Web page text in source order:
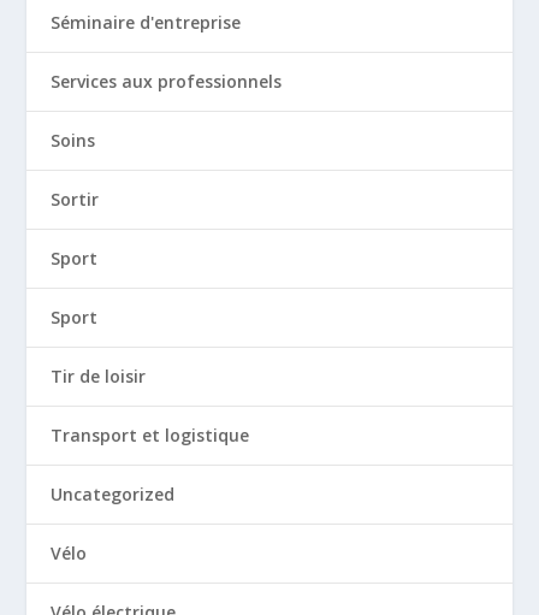
Séminaire d'entreprise
Services aux professionnels
Soins
Sortir
Sport
Sport
Tir de loisir
Transport et logistique
Uncategorized
Vélo